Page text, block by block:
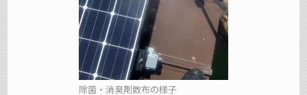
除菌・消臭剤散布の様子